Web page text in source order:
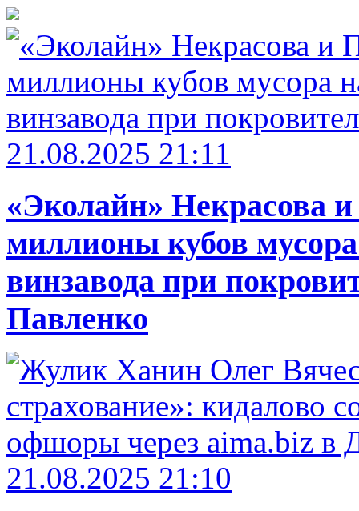
21.08.2025 21:11
«Эколайн» Некрасова
миллионы кубов
винзавода при
Павленко
21.08.2025 21:10